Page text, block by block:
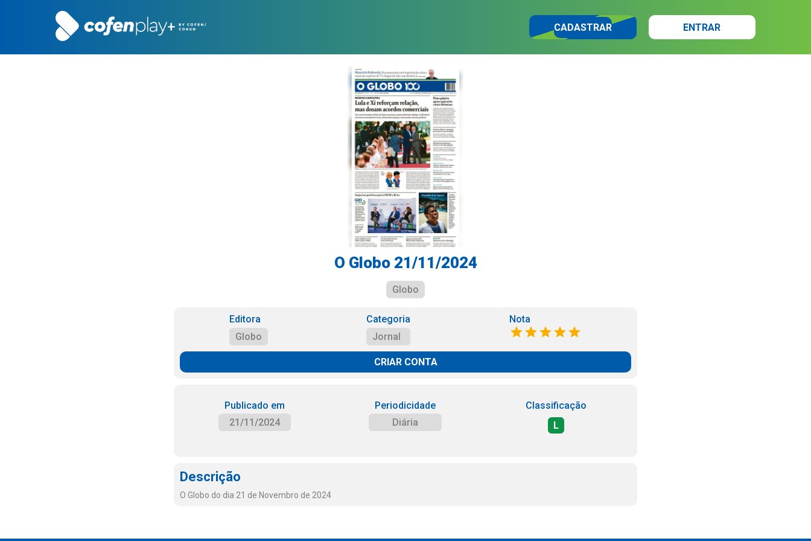
CADASTRAR ENTRAR
O Globo 21/11/2024
Globo
Editora
Globo
Categoria
Jornal
Nota
CRIAR CONTA
Publicado em
21/11/2024
Periodicidade
Diária
Classificação
L
Descrição
O Globo do dia 21 de Novembro de 2024